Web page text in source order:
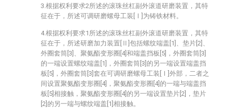
3.根据权利要求2所述的滚珠丝杠副外滚道研磨装置，其特
征在于，所述可调研磨螺母工装[Ⅰ]为铸铁材料。
4.根据权利要求1所述的滚珠丝杠副外滚道研磨装置，其特
征在于，所述研磨加力装置[Ⅱ]包括螺纹端盖[1]、垫片[2]、
外圈套筒[3]、聚氨酯变形圈[4]和端盖挡板[5]，外圈套筒[3]
的一端设置螺纹端盖[1]，外圈套筒[3]的另一端设置端盖挡
板[5]，外圈套筒[3]套在可调研磨螺母工装[Ⅰ]外部，二者之
间设置聚氨酯变形圈[4]，聚氨酯变形圈[4]的一端与端盖挡
板[5]相接触，聚氨酯变形圈[4]的另一端设置垫片[2]，垫片
[2]的另一端与螺纹端盖[1]相接触。